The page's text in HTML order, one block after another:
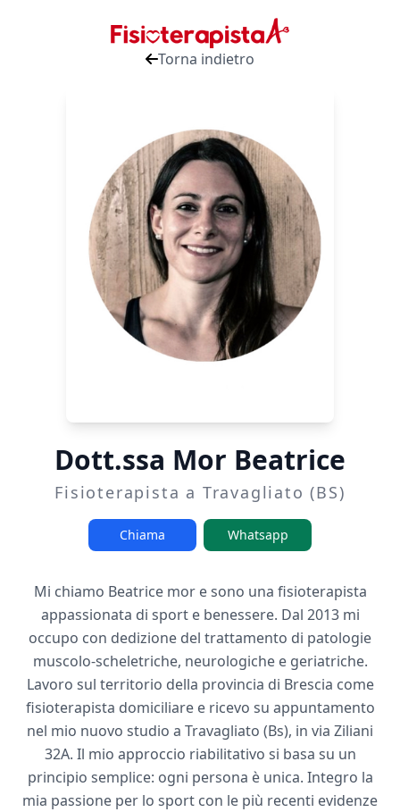
Torna indietro
Dott.ssa Mor Beatrice
Fisioterapista a Travagliato (BS)
Chiama Whatsapp
Mi chiamo Beatrice mor e sono una fisioterapista
appassionata di sport e benessere. Dal 2013 mi
occupo con dedizione del trattamento di patologie
muscolo-scheletriche, neurologiche e geriatriche.
Lavoro sul territorio della provincia di Brescia come
fisioterapista domiciliare e ricevo su appuntamento
nel mio nuovo studio a Travagliato (Bs), in via Ziliani
32A. Il mio approccio riabilitativo si basa su un
principio semplice: ogni persona è unica. Integro la
mia passione per lo sport con le più recenti evidenze